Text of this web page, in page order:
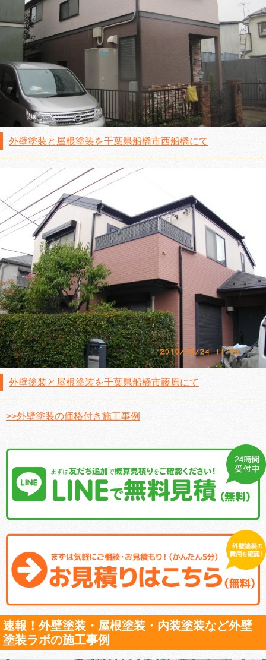
外壁塗装と屋根塗装を千葉県船橋市西船橋にて
外壁塗装と屋根塗装を千葉県船橋市藤原にて
>>外壁塗装の価格付き施工事例
速報！外壁塗装・屋根塗装・内装塗装など外壁
塗装ラボの施工事例